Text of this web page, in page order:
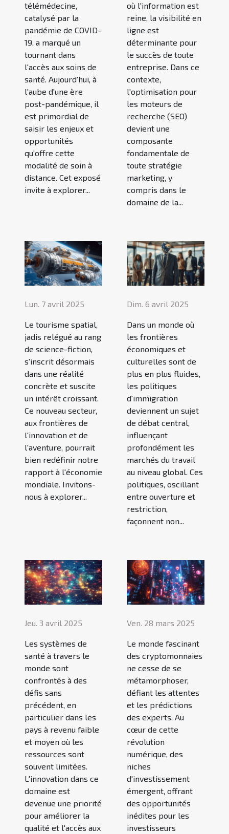
télémédecine,
catalysé par la
pandémie de COVID-
19, a marqué un
tournant dans
l'accès aux soins de
santé. Aujourd'hui, à
l'aube d'une ère
post-pandémique, il
est primordial de
saisir les enjeux et
opportunités
qu'offre cette
modalité de soin à
distance. Cet exposé
invite à explorer...
où l'information est
reine, la visibilité en
ligne est
déterminante pour
le succès de toute
entreprise. Dans ce
contexte,
l'optimisation pour
les moteurs de
recherche (SEO)
devient une
composante
fondamentale de
toute stratégie
marketing, y
compris dans le
domaine de la...
Lun. 7 avril 2025
Le tourisme spatial,
jadis relégué au rang
de science-fiction,
s'inscrit désormais
dans une réalité
concrète et suscite
un intérêt croissant.
Ce nouveau secteur,
aux frontières de
l'innovation et de
l'aventure, pourrait
bien redéfinir notre
rapport à l'économie
mondiale. Invitons-
nous à explorer...
Dim. 6 avril 2025
Dans un monde où
les frontières
économiques et
culturelles sont de
plus en plus fluides,
les politiques
d'immigration
deviennent un sujet
de débat central,
influençant
profondément les
marchés du travail
au niveau global. Ces
politiques, oscillant
entre ouverture et
restriction,
façonnent non...
Jeu. 3 avril 2025
Les systèmes de
santé à travers le
monde sont
confrontés à des
défis sans
précédent, en
particulier dans les
pays à revenu faible
et moyen où les
ressources sont
souvent limitées.
L'innovation dans ce
domaine est
devenue une priorité
pour améliorer la
qualité et l'accès aux
Ven. 28 mars 2025
Le monde fascinant
des cryptomonnaies
ne cesse de se
métamorphoser,
défiant les attentes
et les prédictions
des experts. Au
cœur de cette
révolution
numérique, des
niches
d'investissement
émergent, offrant
des opportunités
inédites pour les
investisseurs